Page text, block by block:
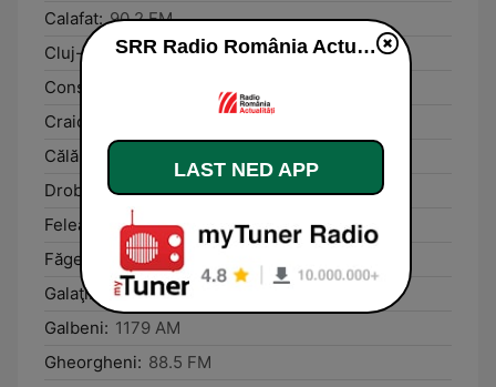
Calafat: 90.2 FM
Cluj-Napoca: 1152 AM / 88.8 FM
Constanţa:
Craiova:
Călăraşi:
Drobeta-Turnu Severin: 91.4 FM
Feleacu:
88.8 FM
Făget:
89.8 FM
Galaţi:
1332 AM
Galbeni: 1179 AM
Gheorgheni: 88.5 FM
SRR Radio România Actualităţi direkte
LAST NED APP